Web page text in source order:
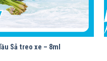
Sả treo xe – 8ml